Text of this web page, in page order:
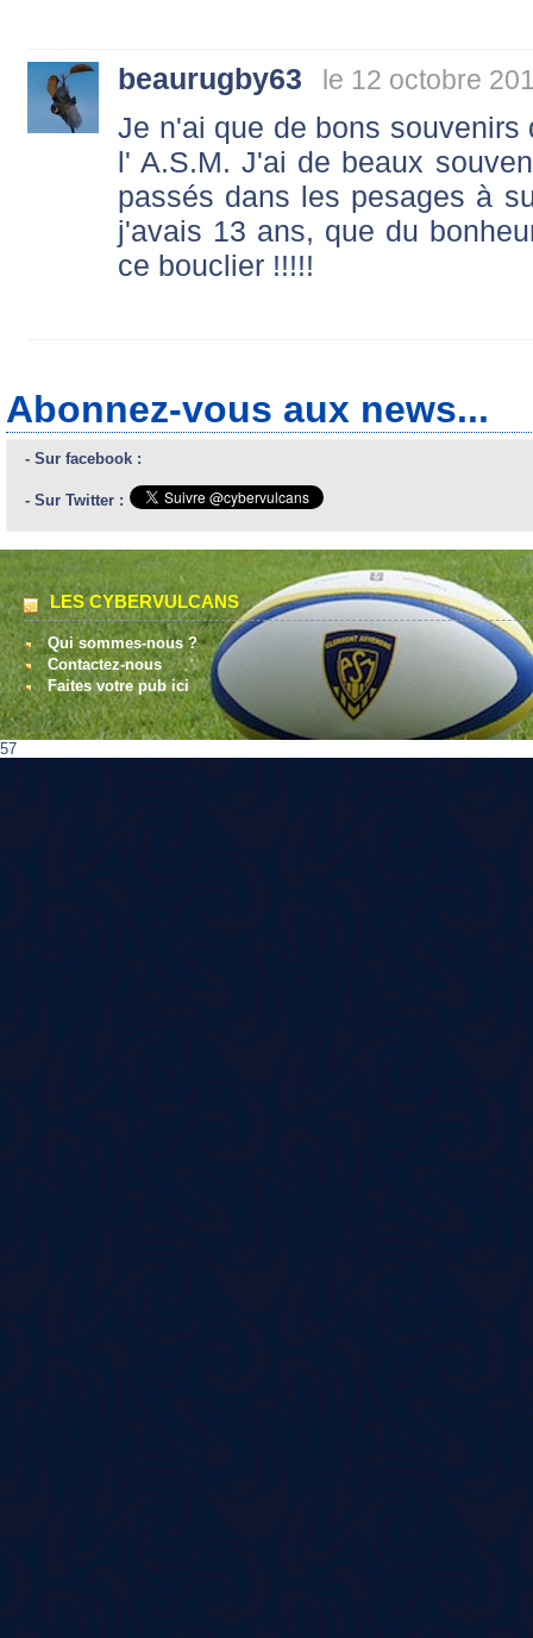
beaurugby63 le 12 octobre
Je n'ai que de bons
l' A.S.M. J'ai de beaux
passés dans les pesages à
j'avais 13 ans, que du
ce bouclier !!!!!
Abonnez-vous aux news...
- Sur facebook :
- Sur Twitter :
LES CYBERVULCANS
Qui sommes-nous ?
Contactez-nous
Faites votre pub ici
57